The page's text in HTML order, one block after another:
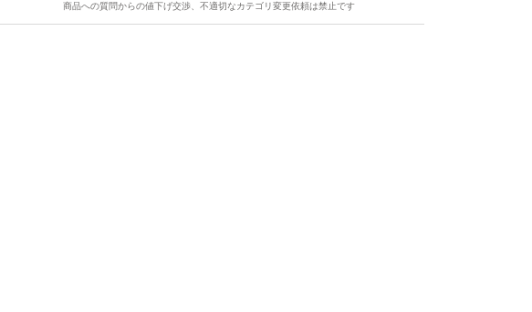
- 産地: 高知県産商品への質問からの値下げ交渉、不適切なカテゴリ変更依頼は禁止です